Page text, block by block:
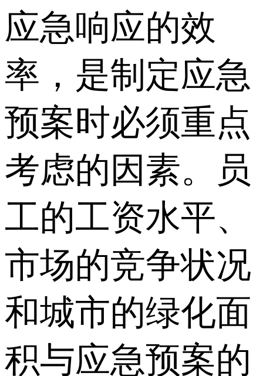
应急响应的效
率，是制定应急
预案时必须重点
考虑的因素。员
工的工资水平、
市场的竞争状况
和城市的绿化面
积与应急预案的